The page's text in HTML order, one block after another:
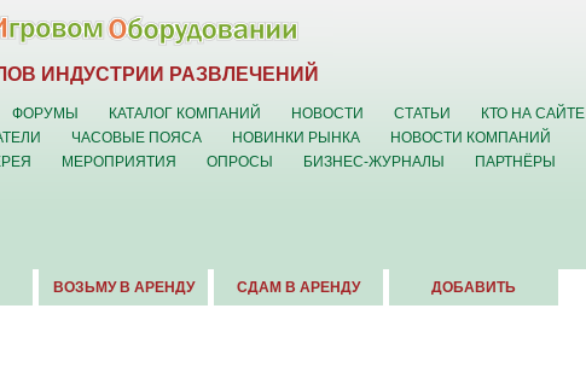
ИНДУСТРИИ РАЗВЛЕЧЕНИЙ
ФОРУМЫ КАТАЛОГ КОМПАНИЙ НОВОСТИ СТАТЬИ
КТО НА САЙТЕ
ЧАСОВЫЕ ПОЯСА НОВИНКИ РЫНКА
НОВОСТИ КОМПАНИЙ
МЕРОПРИЯТИЯ ОПРОСЫ БИЗНЕС-ЖУРНАЛЫ
ПАРТНЁРЫ
ВОЗЬМУ В АРЕНДУ СДАМ В АРЕНДУ ДОБАВИТЬ